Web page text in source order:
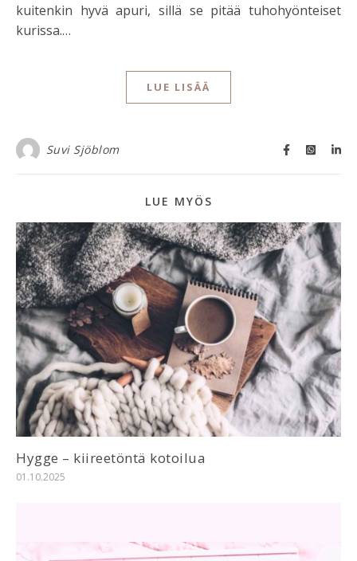
kuitenkin hyvä apuri, sillä se pitää tuhohyönteiset
kurissa.…
LUE LISÄÄ
Suvi Sjöblom
LUE MYÖS
Hygge – kiireetöntä kotoilua
01.10.2025